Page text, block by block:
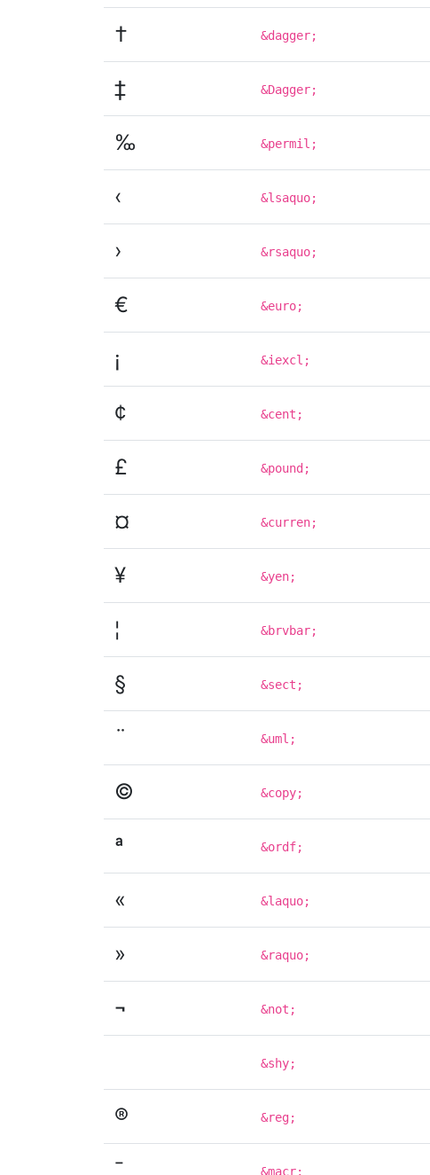
† &dagger;
‡ &Dagger;
‰ &permil;
‹ &lsaquo;
› &rsaquo;
€ &euro;
¡ &iexcl;
¢ &cent;
£ &pound;
¤ &curren;
¥ &yen;
¦ &brvbar;
§ &sect;
¨ &uml;
© &copy;
ª &ordf;
« &laquo;
» &raquo;
¬ &not;
&shy;
® &reg;
¯ &macr;